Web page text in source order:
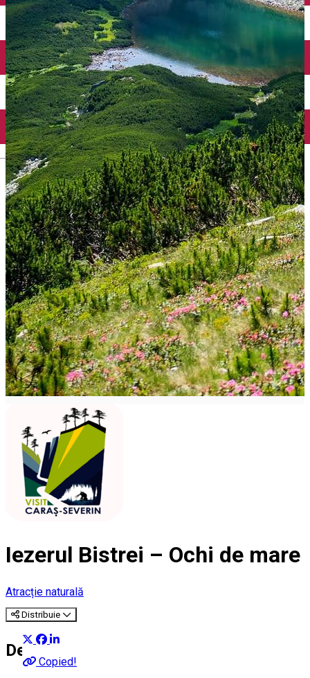
English
Iezerul Bistrei – Ochi de mare
Atracție naturală
Distribuie
Copied!
Despre